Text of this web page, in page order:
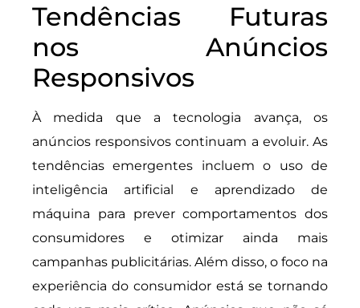
Tendências Futuras
nos Anúncios
Responsivos
À medida que a tecnologia avança, os
anúncios responsivos continuam a evoluir. As
tendências emergentes incluem o uso de
inteligência artificial e aprendizado de
máquina para prever comportamentos dos
consumidores e otimizar ainda mais
campanhas publicitárias. Além disso, o foco na
experiência do consumidor está se tornando